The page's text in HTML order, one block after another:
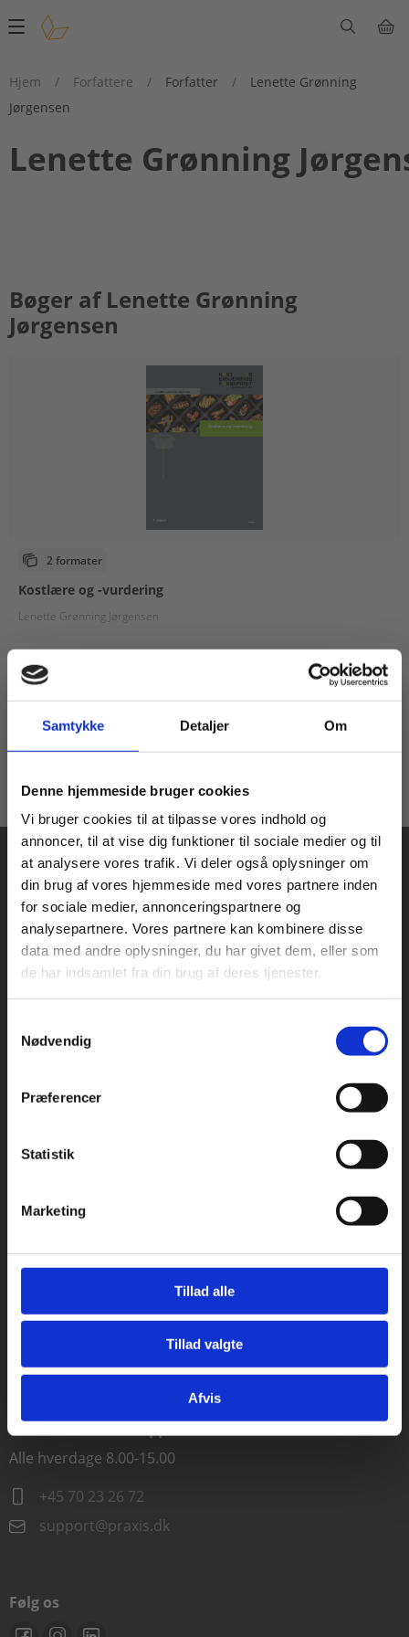
Samtykke Detaljer Om
Denne hjemmeside bruger cookies
Vi bruger cookies til at tilpasse vores indhold og
annoncer, til at vise dig funktioner til sociale medier og til
at analysere vores trafik. Vi deler også oplysninger om
din brug af vores hjemmeside med vores partnere inden
for sociale medier, annonceringspartnere og
analysepartnere. Vores partnere kan kombinere disse
data med andre oplysninger, du har givet dem, eller som
de har indsamlet fra din brug af deres tjenester.
Nødvendig
Præferencer
Statistik
Marketing
Tillad alle
Tillad valgte
Afvis
Main
Hjem
/ Forfattere / Forfatter /
Lenette Grønning
Jørgensen
Lenette Grønning
Bøger af Lenette Grønning
Jørgensen
2 formater
Kostlære og -vurdering
Lenette Grønning Jørgensen
Fra
Praxis Forlag A/S
CVR 41280921
Vognmagergade 7, 5. sal
Odense
6230 Rødekro
Kontakt kundeservice
info@praxis.dk
Kontakt teknisk support
Alle hverdage 8.00-15.00
+45 70 23 26 72
support@praxis.dk
Følg os
Køb læremidler og find masterclasses mm.
Fortsæt som:
For privatkunder og
studerende. Du får
vist priser inkl.
For institutioner og
virksomheder. Du
får vist priser ekskl.
Gå til praxisOnline